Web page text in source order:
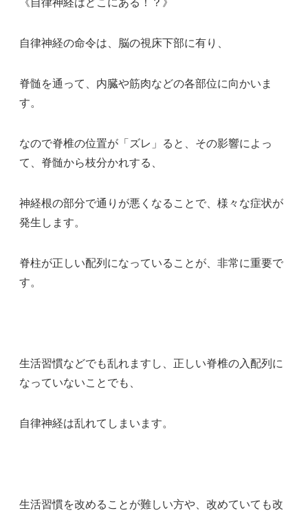
自律神経の命令は、脳の視床下部に有り、
脊髄を通って、内臓や筋肉などの各部位に向かいま
す。
なので脊椎の位置が「ズレ」ると、その影響によっ
て、脊髄から枝分かれする、
神経根の部分で通りが悪くなることで、様々な症状が
発生します。
脊柱が正しい配列になっていることが、非常に重要で
す。
生活習慣などでも乱れますし、正しい脊椎の入配列に
なっていないことでも、
自律神経は乱れてしまいます。
生活習慣を改めることが難しい方や、改めていても改